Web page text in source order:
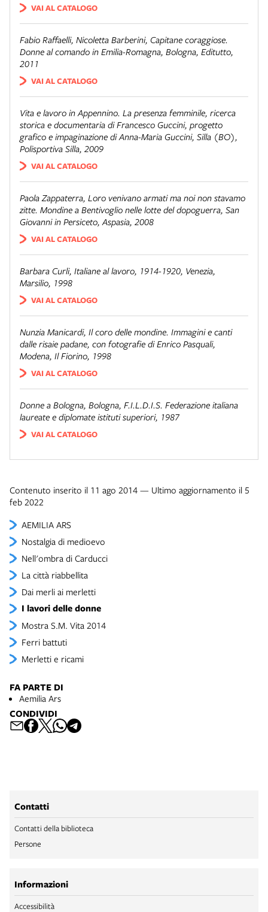
AEMILIA ARS
Nostalgia di medioevo
Nell'ombra di Carducci
La città riabbellita
Dai merli ai merletti
I lavori delle donne
Mostra S.M. Vita 2014
Ferri battuti
Merletti e ricami
VAI AL CATALOGO
Fabio Raffaelli, Nicoletta Barberini, Capitane coraggiose.
Donne al comando in Emilia-Romagna, Bologna, Editutto,
2011
VAI AL CATALOGO
Vita e lavoro in Appennino. La presenza femminile, ricerca
storica e documentaria di Francesco Guccini, progetto
grafico e impaginazione di Anna-Maria Guccini, Silla (BO),
Polisportiva Silla, 2009
VAI AL CATALOGO
Paola Zappaterra, Loro venivano armati ma noi non stavamo
zitte. Mondine a Bentivoglio nelle lotte del dopoguerra, San
Giovanni in Persiceto, Aspasia, 2008
VAI AL CATALOGO
Barbara Curli, Italiane al lavoro, 1914-1920, Venezia,
Marsilio, 1998
VAI AL CATALOGO
Nunzia Manicardi, Il coro delle mondine. Immagini e canti
dalle risaie padane, con fotografie di Enrico Pasquali,
Modena, Il Fiorino, 1998
VAI AL CATALOGO
Donne a Bologna, Bologna, F.I.L.D.I.S. Federazione italiana
laureate e diplomate istituti superiori, 1987
VAI AL CATALOGO
Contenuto inserito il 11 ago 2014 — Ultimo aggiornamento il 5
feb 2022
FA PARTE DI
Aemilia Ars
CONDIVIDI
Contatti
Contatti della biblioteca
Persone
Informazioni
Accessibilità